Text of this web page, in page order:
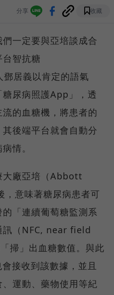
分享 收藏
們一定要與亞培談成合
智抗糖
鄧居義以肯定的語氣
尿病照護App」，透
的血糖機，將患者的
後端平台就會自動分
情。
大廠亞培（Abbott
意味著糖尿病患者可
「連續葡萄糖監測系
訊（NFC, near field
掃」出血糖數值。與此
接收到該數據，並且
運動、藥物使用等紀